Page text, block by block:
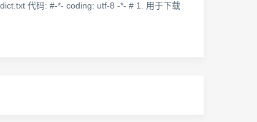
代码: #-*- coding: utf-8 -*- # 1. 用于下载